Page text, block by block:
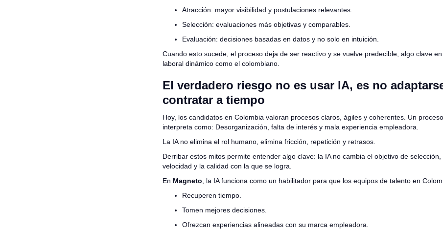
Atracción: mayor visibilidad y postulaciones relevantes.
Selección: evaluaciones más objetivas y comparables.
Evaluación: decisiones basadas en datos y no solo en intuición.
Cuando esto sucede, el proceso deja de ser reactivo y se vuelve predecible, algo clave
laboral dinámico como el colombiano.
El verdadero riesgo no es usar IA, es no
contratar a tiempo
Hoy, los candidatos en Colombia valoran procesos claros, ágiles y coherentes. Un
interpreta como: Desorganización, falta de interés y mala experiencia empleadora.
La IA no elimina el rol humano, elimina fricción, repetición y retrasos.
Derribar estos mitos permite entender algo clave: la IA no cambia el objetivo de selección,
velocidad y la calidad con la que se logra.
En Magneto , la IA funciona como un habilitador para que los equipos de talento en
Recuperen tiempo.
Tomen mejores decisiones.
Ofrezcan experiencias alineadas con su marca empleadora.